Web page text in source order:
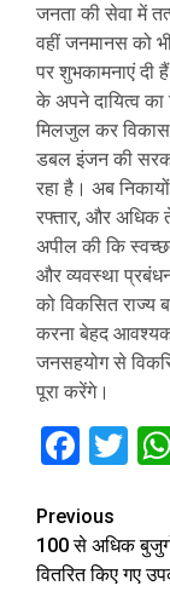
जनता की सेवा में
वहीं जनमानस को
पर शुभकामनाएं दी
के अपने दायित्व का
मिलजुल कर
डबल इंजन की
रहा है। अब
रफ्तार, और अधिक
अपील की कि
और व्यवस्था
को विकसित राज्य
करना बेहद
जनसहयोग से
पूरा करेंगे।
Previous
100 से अधिक
वितरित किए गए